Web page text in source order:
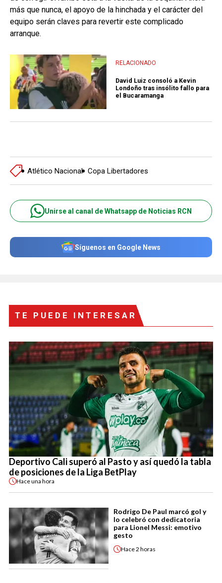
más que nunca, el apoyo de la hinchada y el carácter del
equipo serán claves para revertir este complicado
arranque.
RELACIONADO
David Luiz consoló a Kevin
Londoño tras insólito fallo para
el Bucaramanga
Atlético Nacional Copa Libertadores
Unirse al canal de Whatsapp de Noticias RCN
Síguenos en Google News
TE PUEDE INTERESAR
Deportivo Cali superó al Pasto y así quedó la tabla
de posiciones de la Liga BetPlay
Haceuna hora
Rodrigo De Paul marcó gol y
lo celebró con dedicatoria
para Lionel Messi: emotivo
gesto
Hace2 horas